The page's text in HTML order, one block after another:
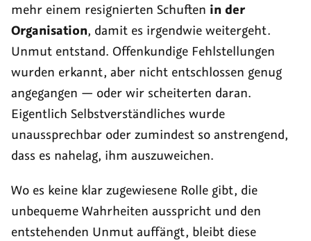
mehr einem resignierten Schuften in der
Organisation, damit es irgendwie weitergeht.
Unmut entstand. Offenkundige Fehlstellungen
wurden erkannt, aber nicht entschlossen genug
angegangen — oder wir scheiterten daran.
Eigentlich Selbstverständliches wurde
unaussprechbar oder zumindest so anstrengend,
dass es nahelag, ihm auszuweichen.
Wo es keine klar zugewiesene Rolle gibt, die
unbequeme Wahrheiten ausspricht und den
entstehenden Unmut auffängt, bleibt diese